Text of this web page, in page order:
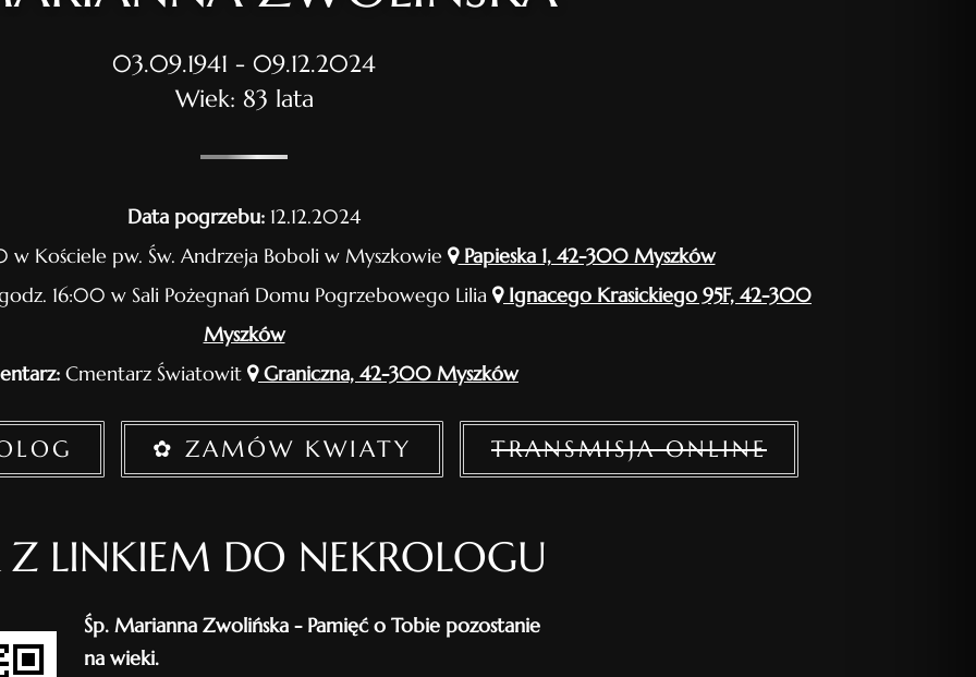
03.09.1941 - 09.12.2024
Wiek: 83 lata
Data pogrzebu: 12.12.2024
w Kościele pw. Św. Andrzeja Boboli w Myszkowie
Papieska 1, 42-300 Myszków
16:00 w Sali Pożegnań Domu Pogrzebowego Lilia
Ignacego Krasickiego 95F, 42-300
Myszków
Cmentarz Światowit Graniczna, 42-300 Myszków
✿ ZAMÓW KWIATY TRANSMISJA ONLINE
Z LINKIEM DO NEKROLOGU
Śp. Marianna Zwolińska - Pamięć o Tobie pozostanie
na wieki.